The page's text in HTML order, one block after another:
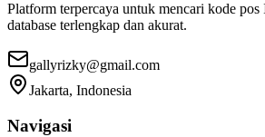
Platform terpercaya untuk mencari kode pos
database terlengkap dan akurat.
gallyrizky@gmail.com
Jakarta, Indonesia
Navigasi